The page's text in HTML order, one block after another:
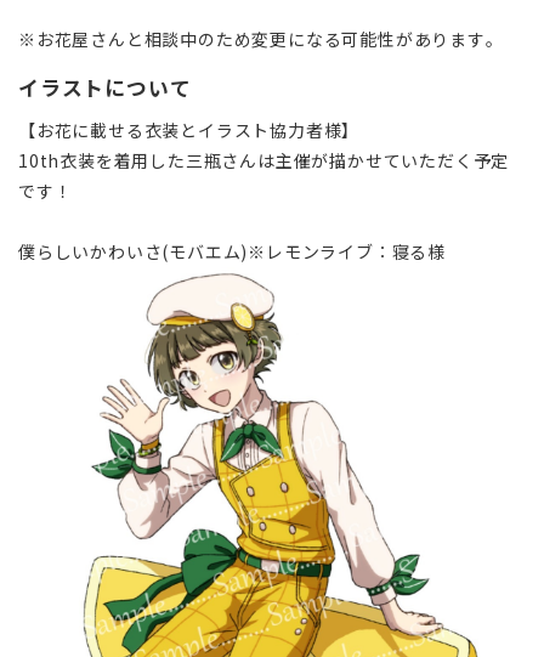
※お花屋さんと相談中のため変更になる可能性があります。
イラストについて
【お花に載せる衣装とイラスト協力者様】
10th衣装を着用した三瓶さんは主催が描かせていただく予定
です！
僕らしいかわいさ(モバエム)※レモンライブ∶寝る様